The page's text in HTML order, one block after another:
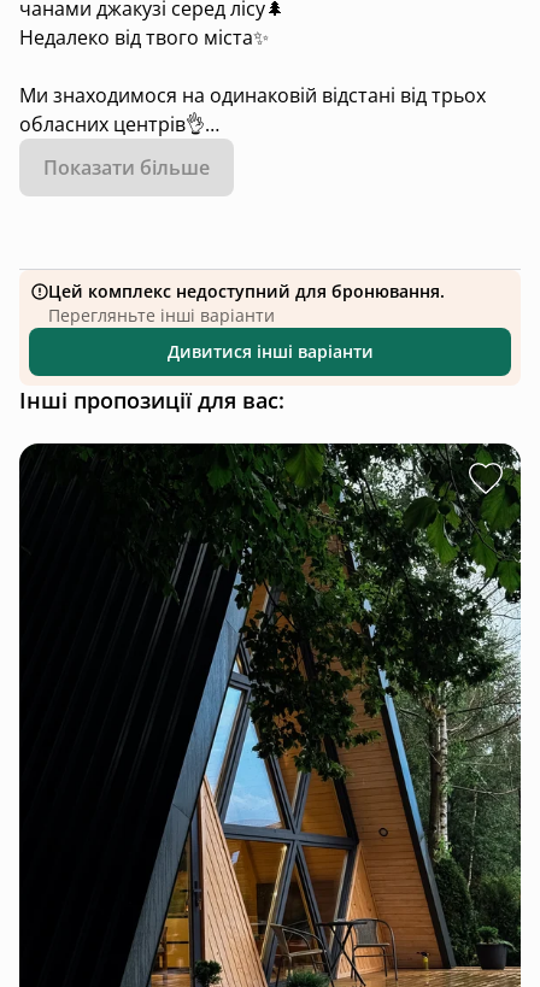
чанами джакузі серед лісу🌲
Недалеко від твого міста✨
Ми знаходимося на одинаковій відстані від трьох
обласних центрів👌
80 км. Рівне📍
80 км м. Луцьк📍
Також ідеальна зупинка з ночівлею, коли
подорожуєш зі сторони Києва, наприклад до
Карпат✨
Отже, навіть після роботи Ви можете сісти на власне
авто чи перевізника і потрапити на локацію✅
2. Користуєтесь джакузі, чаном - ванною та скляною
парною необмежений час 🌷
Ми набираємо для Вас чистеньку водичку та
нагріваємо ванну ( з добавками по бажанню),
Можна лити воду на каміння, піднімати вологість та
температуру, оходжуватись в крижаній купелі, а
потім нагріти до гарячої релаксової
А далі все, що Вам потрібно, підтримувати вогонь в
каміні або ж вміння розпалити самостійно, коли для
Вас це буде комфортно (цілодобово)
3. Користуєтесь мангалом, дровами та приладдям
для приготування їжі на вогні без доплат ✅
Показати більше
Цей комплекс недоступний для бронювання.
Перегляньте інші варіанти
Дивитися інші варіанти
Інші пропозиції для вас: